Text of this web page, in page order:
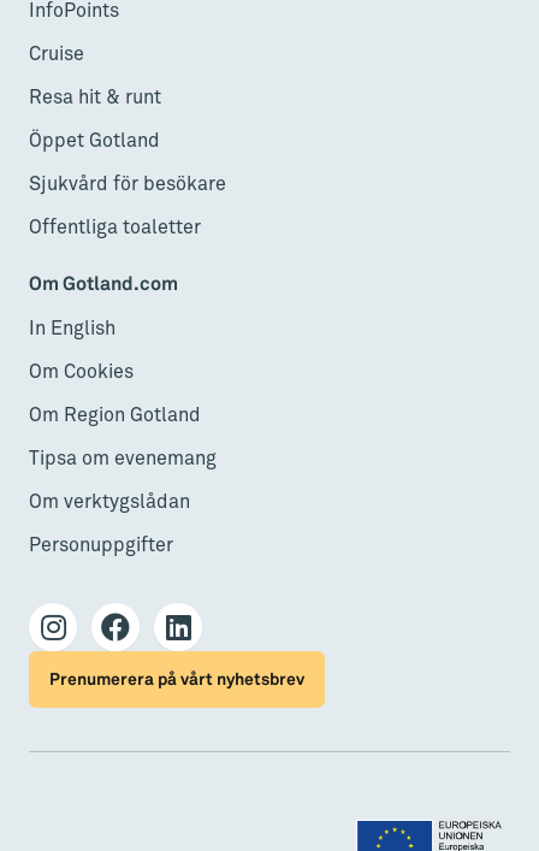
InfoPoints
Cruise
Resa hit & runt
Öppet Gotland
Sjukvård för besökare
Offentliga toaletter
Om Gotland.com
In English
Om Cookies
Om Region Gotland
Tipsa om evenemang
Om verktygslådan
Personuppgifter
Prenumerera på vårt nyhetsbrev